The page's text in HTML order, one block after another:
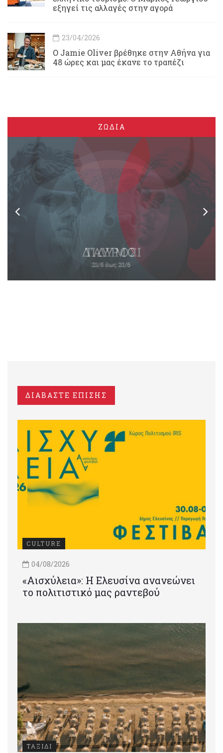
εξηγεί τις αλλαγές στην αγορά
23/04/2026
Ο Jamie Oliver βρέθηκε στην Αθήνα για
48 ώρες και μας έκανε το τραπέζι
ΖΩΔΙΑ
ΔΙΑΒΑΣΤΕ ΕΠΙΣΗΣ
CULTURE
04/08/2026
«Αισχύλεια»: Η Ελευσίνα ανανεώνει
το πολιτιστικό μας ραντεβού
ΤΑΞΙΔΙ